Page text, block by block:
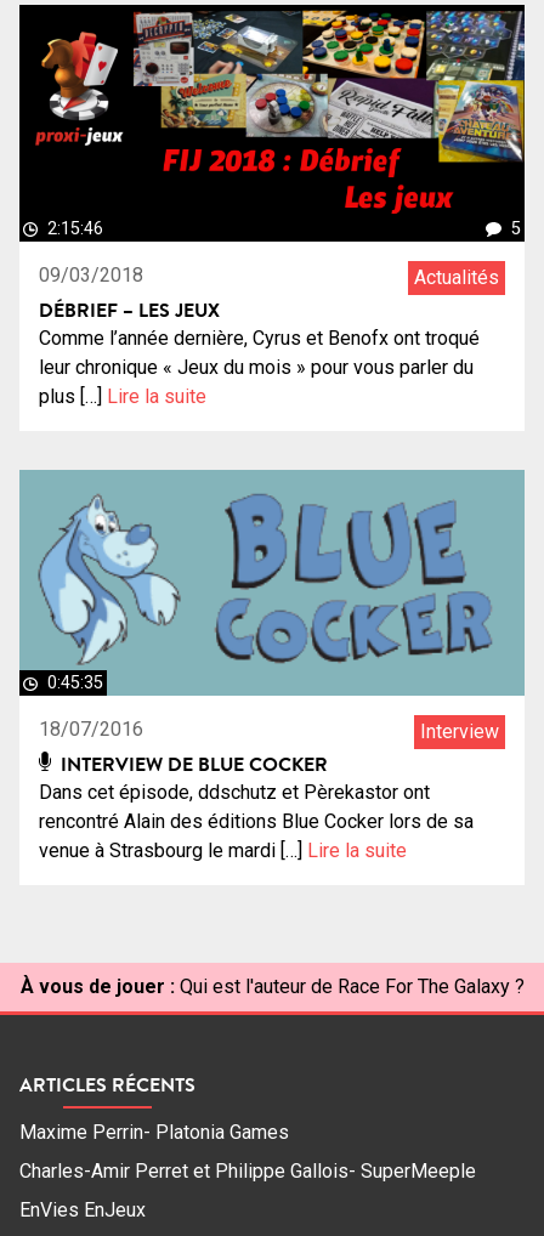
2:15:46 5
09/03/2018 Actualités
DÉBRIEF – LES JEUX
Comme l’année dernière, Cyrus et Benofx ont troqué
leur chronique « Jeux du mois » pour vous parler du
plus […] Lire la suite
0:45:35
18/07/2016 Interview
INTERVIEW DE BLUE COCKER
Dans cet épisode, ddschutz et Pèrekastor ont
rencontré Alain des éditions Blue Cocker lors de sa
venue à Strasbourg le mardi […]
Lire la suite
À vous de jouer : Qui est l'auteur de Race For The Galaxy ?
ARTICLES RÉCENTS
Maxime Perrin- Platonia Games
Charles-Amir Perret et Philippe Gallois- SuperMeeple
EnVies EnJeux